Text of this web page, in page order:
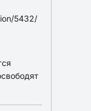
5432/